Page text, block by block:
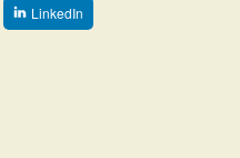
LinkedIn